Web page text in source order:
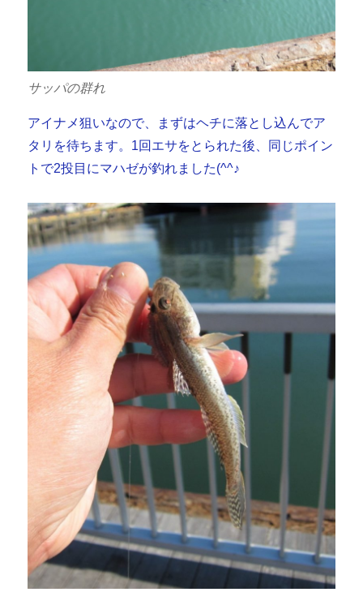
サッパの群れ
アイナメ狙いなので、まずはヘチに落とし込んでア
タリを待ちます。1回エサをとられた後、同じポイン
トで2投目にマハゼが釣れました(^^♪